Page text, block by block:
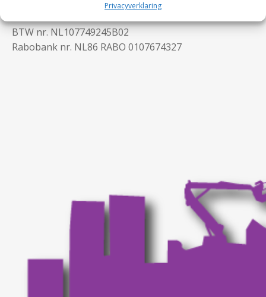
Privacyverklaring
BTW nr. NL107749245B02
Rabobank nr. NL86 RABO 0107674327